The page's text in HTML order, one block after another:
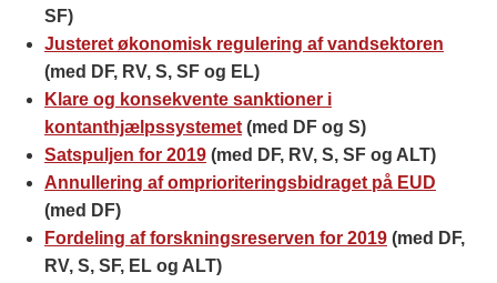
SF)
Justeret økonomisk regulering af vandsektoren
(med DF, RV, S, SF og EL)
Klare og konsekvente sanktioner i
kontanthjælpssystemet (med DF og S)
Satspuljen for 2019 (med DF, RV, S, SF og ALT)
Annullering af omprioriteringsbidraget på EUD
(med DF)
Fordeling af forskningsreserven for 2019 (med DF,
RV, S, SF, EL og ALT)